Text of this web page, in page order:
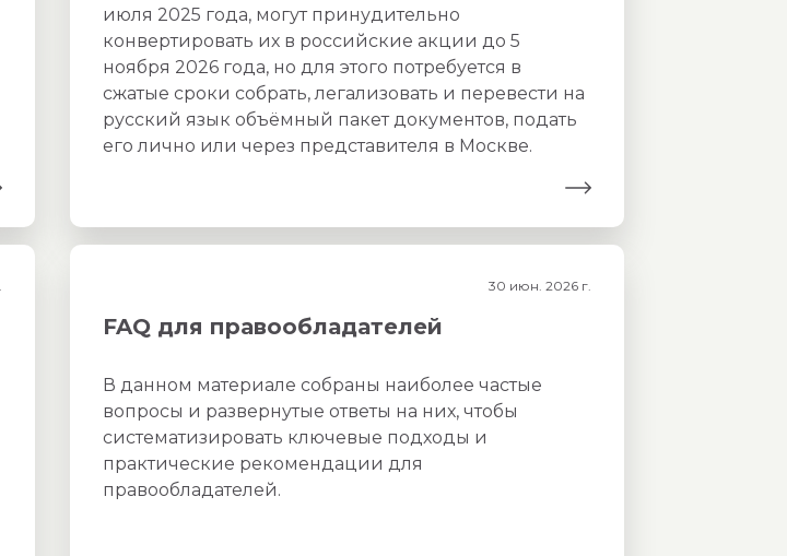
июля 2025 года, могут принудительно
конвертировать их в российские акции до 5
ноября 2026 года, но для этого потребуется в
сжатые сроки собрать, легализовать и перевести на
русский язык объёмный пакет документов, подать
его лично или через представителя в Москве.
30 июн. 2026 г.
FAQ для правообладателей
В данном материале собраны наиболее частые
вопросы и развернутые ответы на них, чтобы
систематизировать ключевые подходы и
практические рекомендации для
правообладателей.